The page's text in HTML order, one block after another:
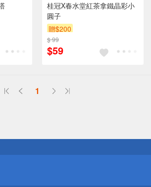
桂冠X春水堂紅茶拿鐵晶彩小
圓子
贈$200
$ 99
$59
1